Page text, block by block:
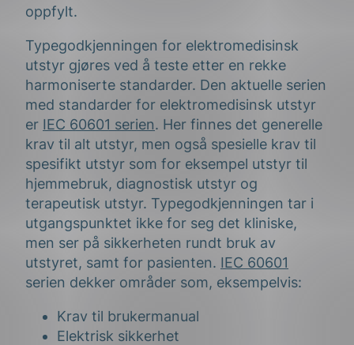
oppfylt.
Typegodkjenningen for elektromedisinsk
utstyr gjøres ved å teste etter en rekke
harmoniserte standarder. Den aktuelle serien
med standarder for elektromedisinsk utstyr
er IEC 60601 serien. Her finnes det generelle
krav til alt utstyr, men også spesielle krav til
spesifikt utstyr som for eksempel utstyr til
hjemmebruk, diagnostisk utstyr og
terapeutisk utstyr. Typegodkjenningen tar i
utgangspunktet ikke for seg det kliniske,
men ser på sikkerheten rundt bruk av
utstyret, samt for pasienten. IEC 60601
serien dekker områder som, eksempelvis:
Krav til brukermanual
Elektrisk sikkerhet